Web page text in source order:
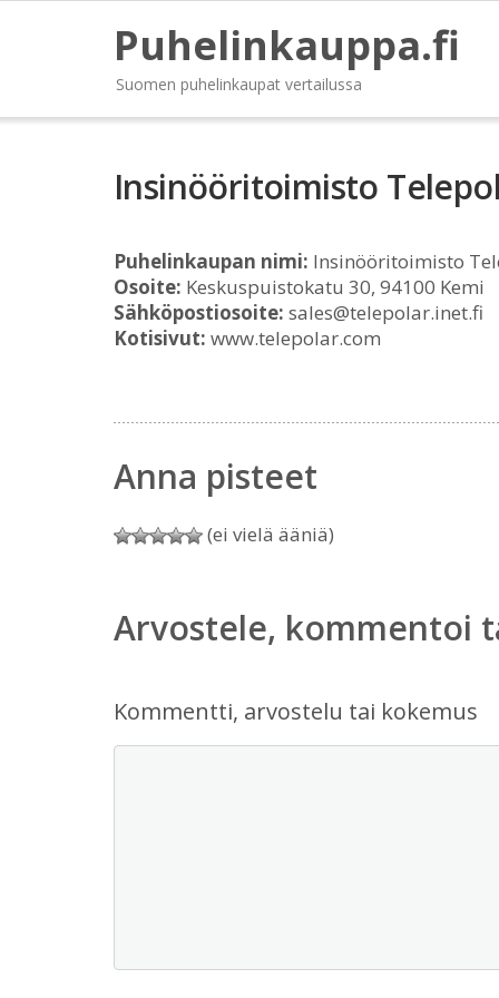
Puhelinkauppa.fi
Suomen puhelinkaupat vertailussa
Insinööritoimisto
Puhelinkaupan nimi: Insinööritoimisto
Osoite: Keskuspuistokatu 30, 94100 Kemi
Sähköpostiosoite: sales@telepolar.inet.fi
Kotisivut: www.telepolar.com
Anna pisteet
(ei vielä ääniä)
Arvostele, kommentoi
Kommentti, arvostelu tai kokemus